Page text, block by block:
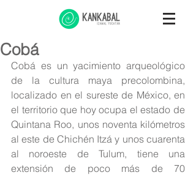
Cobá
Cobá es un yacimiento arqueológico
de la cultura maya precolombina,
localizado en el sureste de México, en
el territorio que hoy ocupa el estado de
Quintana Roo, unos noventa kilómetros
al este de Chichén Itzá y unos cuarenta
al noroeste de Tulum, tiene una
extensión de poco más de 70